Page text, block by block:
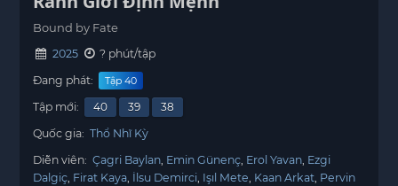
Bound by Fate
2025
? phút/tập
Đang phát:
Tập 40
Tập mới: 40 39
38
Quốc gia: Thổ Nhĩ Kỳ
Diễn viên: Çagri Baylan Emin Günenç Erol Yavan Ezgi
Dalgiç Firat Kaya İlsu Demirci Işıl Mete Kaan Arkat Pervin